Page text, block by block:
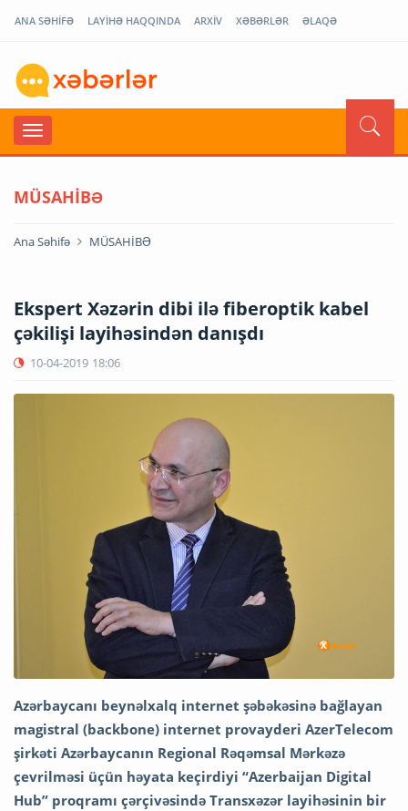
ANA SƏHİFƏ LAYİHƏ HAQQINDA ARXİV XƏBƏRLƏR ƏLAQƏ
MÜSAHİBƏ
Ana Səhifə MÜSAHİBƏ
Ekspert Xəzərin dibi ilə fiberoptik kabel
çəkilişi layihəsindən danışdı
10-04-2019 18:06
Azərbaycanı beynəlxalq internet şəbəkəsinə bağlayan
magistral (backbone) internet provayderi AzerTelecom
şirkəti Azərbaycanın Regional Rəqəmsal Mərkəzə
çevrilməsi üçün həyata keçirdiyi “Azerbaijan Digital
Hub” proqramı çərçivəsində Transxəzər layihəsinin bir